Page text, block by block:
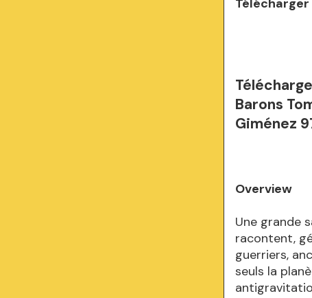
Barons
Giménez
Overview
Une grande
racontent,
guerriers,
seuls la